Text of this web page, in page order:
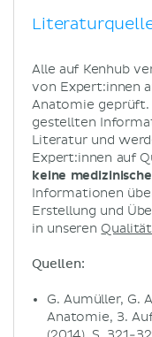
Alle auf Kenhub
von Expert:innen
Anatomie geprüft.
gestellten
Literatur und
Expert:innen auf
keine
Informationen
Erstellung und
in unseren
Quellen:
G. Aumüller, G.
Anatomie, 3.